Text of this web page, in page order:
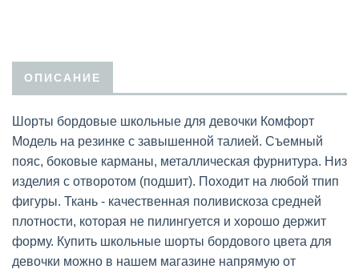
ОПИСАНИЕ
Шорты бордовые школьные для девочки Комфорт
Модель на резинке с завышенной талией. Съемный
пояс, боковые карманы, металлическая фурнитура. Низ
изделия с отворотом (подшит). Походит на любой тпип
фигуры. Ткань - качественная поливискоза средней
плотности, которая не пилингуется и хорошо держит
форму. Купить школьные шорты бордового цвета для
девочки можно в нашем магазине напрямую от